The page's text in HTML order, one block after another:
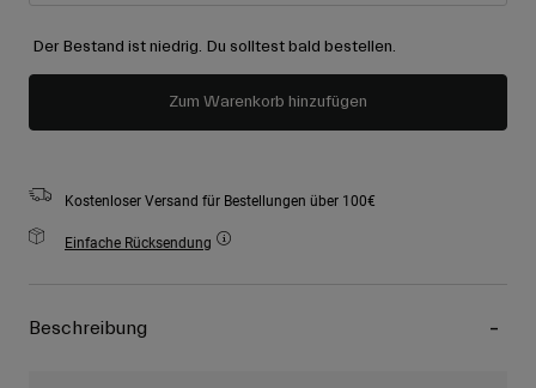
Der Bestand ist niedrig. Du solltest bald bestellen.
Zum Warenkorb hinzufügen
Kostenloser Versand für Bestellungen über 100€
Einfache Rücksendung
Beschreibung